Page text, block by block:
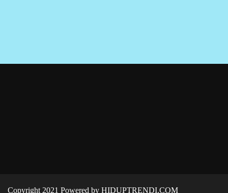
Copyright 2021 Powered by HIDUPTRENDI.COM